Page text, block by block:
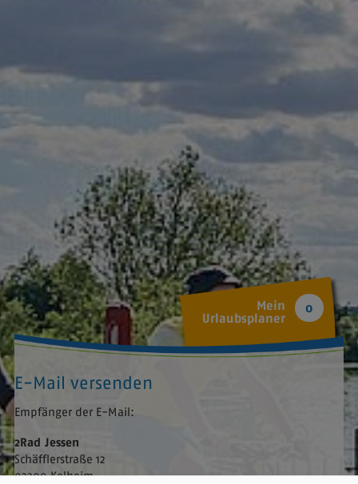
Mein
Urlaubsplaner
0
E-Mail versenden
Empfänger der E-Mail:
2Rad Jessen
Schäfflerstraße 12
93309 Kelheim